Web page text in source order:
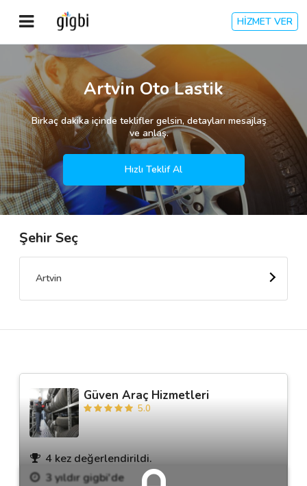
HİZMET VER
Anasayfa
Giriş Yap
Kayıt Ol
Kategoriler
🎈 Biz Kimiz?
🌟 Müşteri Değerlendirmeleri
Kariyer
Artvin Oto Lastik
Birkaç dakika içinde teklifler gelsin, detayları mesajlaş
ve anlaş.
Hızlı Teklif Al
Şehir Seç
Artvin
Güven Araç Hizmetleri
5.0
4 kez değerlendirildi.
3 yıldır gigbi'de